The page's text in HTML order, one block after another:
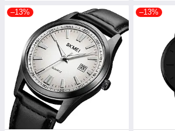
–13% –13%